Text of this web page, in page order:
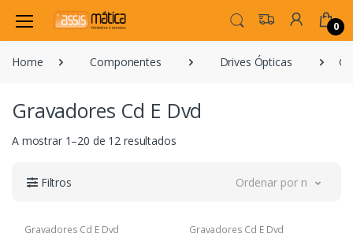
0
Home Componentes Drives Ópticas
Gravadores Cd E Dvd
A mostrar 1–20 de 12 resultados
Filtros Ordenar por novidade
Gravadores Cd E Dvd
Gravadores Cd E Dvd